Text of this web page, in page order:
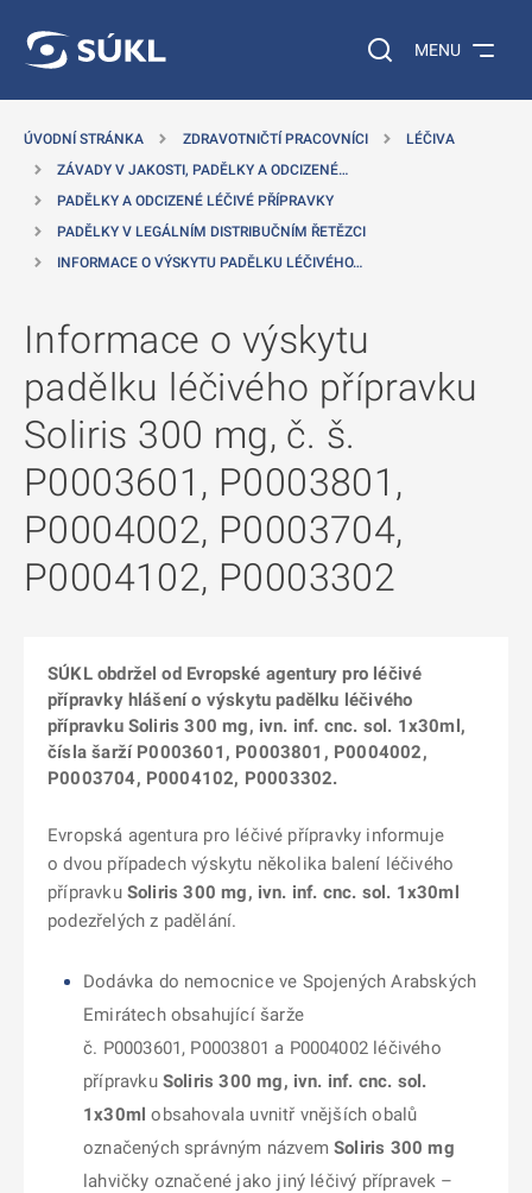
Vyhledávání na
MENU
ÚVODNÍ STRÁNKA ZDRAVOTNIČTÍ PRACOVNÍCI
LÉČIVA
ZÁVADY V JAKOSTI, PADĚLKY A ODCIZENÉ…
PADĚLKY A ODCIZENÉ LÉČIVÉ PŘÍPRAVKY
PADĚLKY V LEGÁLNÍM DISTRIBUČNÍM ŘETĚZCI
INFORMACE O VÝSKYTU PADĚLKU LÉČIVÉHO…
Informace o výskytu
padělku léčivého přípravku
Soliris 300 mg, č. š.
P0003601, P0003801,
P0004002, P0003704,
P0004102, P0003302
SÚKL obdržel od Evropské agentury pro léčivé
přípravky hlášení o výskytu padělku léčivého
přípravku Soliris 300 mg, ivn. inf. cnc. sol. 1x30ml,
čísla šarží P0003601, P0003801, P0004002,
P0003704, P0004102, P0003302.
Evropská agentura pro léčivé přípravky informuje
o dvou případech výskytu několika balení léčivého
přípravku Soliris 300 mg, ivn. inf. cnc. sol. 1x30ml
podezřelých z padělání.
Dodávka do nemocnice ve Spojených Arabských
Emirátech obsahující šarže
č. P0003601, P0003801 a P0004002 léčivého
přípravku Soliris 300 mg, ivn. inf. cnc. sol.
1x30ml obsahovala uvnitř vnějších obalů
označených správným názvemSoliris 300 mg
lahvičky označené jako jiný léčivý přípravek –